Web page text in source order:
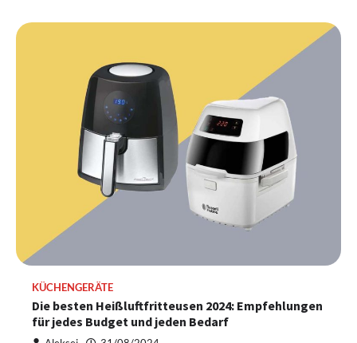
KÜCHENGERÄTE
Die besten Heißluftfritteusen 2024: Empfehlungen
für jedes Budget und jeden Bedarf